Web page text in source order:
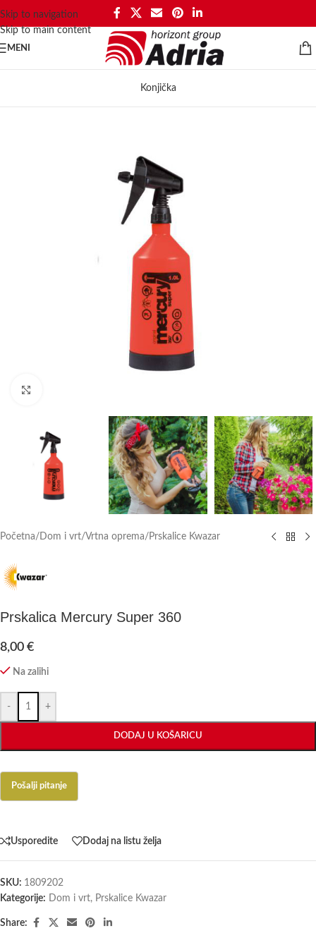
Skip to navigation
Skip to main content
MENI
Konjička
Početna/ Dom i vrt/Vrtna oprema/ Prskalice Kwazar
Prskalica Mercury Super 360
8,00 €
Na zalihi
- +
DODAJ U KOŠARICU
Usporedite Dodaj na listu želja
SKU: 1809202
Kategorije: Dom i vrt, Prskalice Kwazar
Share: